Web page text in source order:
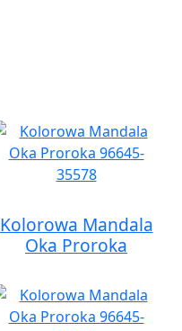
Kolorowa Mandala
Oka Proroka